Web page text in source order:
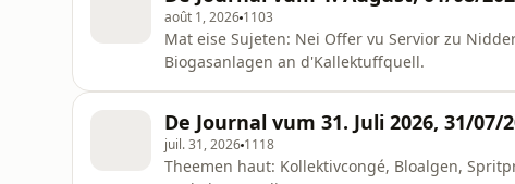
août 1, 2026 1103
Mat eise Sujeten: Nei Offer vu Servior zu
Biogasanlagen an d'Kallektuffquell.
De Journal vum 31. Juli 2026, 31/07/
juil. 31, 2026 1118
Theemen haut: Kollektivcongé, Bloalgen,